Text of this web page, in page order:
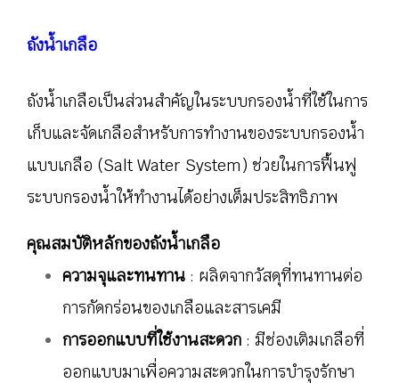
ถังน้ำเกลือ
ถังน้ำเกลือเป็นส่วนสำคัญในระบบกรองน้ำที่ใช้ในการ
เก็บและจัดเกลือสำหรับการทำงานของระบบกรองน้ำ
แบบเกลือ (Salt Water System) ช่วยในการฟื้นฟู
ระบบกรองน้ำให้ทำงานได้อย่างเต็มประสิทธิภาพ
คุณสมบัติหลักของถังน้ำเกลือ
ความจุและทนทาน : ผลิตจากวัสดุที่ทนทานต่อ
การกัดกร่อนของเกลือและสารเคมี
การออกแบบที่ใช้งานสะดวก : มีช่องเติมเกลือที่
ออกแบบมาเพื่อความสะดวกในการบำรุงรักษา